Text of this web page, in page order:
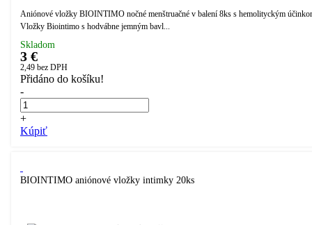
Aniónové vložky BIOINTIMO nočné menštruačné v balení 8ks s hemolityckým
Vložky Biointimo s hodvábne jemným bavl...
Skladom
3 €
2,49 bez DPH
Přidáno do košíku!
-
+
Kúpiť
BIOINTIMO aniónové vložky intimky 20ks